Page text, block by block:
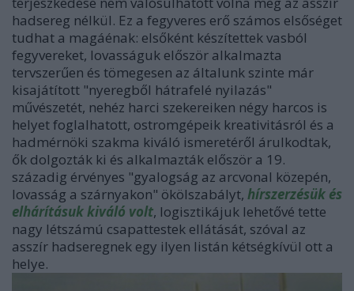
hadsereg nélkül. Ez a fegyveres erő számos elsőséget
tudhat a magáénak: elsőként készítettek vasból
fegyvereket, lovasságuk először alkalmazta
tervszerűen és tömegesen az általunk szinte már
kisajátított "nyeregből hátrafelé nyilazás"
művészetét, nehéz harci szekereiken négy harcos is
helyet foglalhatott, ostromgépeik kreativitásról és a
hadmérnöki szakma kiváló ismeretéről árulkodtak,
ők dolgozták ki és alkalmazták először a 19.
századig érvényes "gyalogság az arcvonal közepén,
lovasság a szárnyakon" ökölszabályt, hírszerzésük és
elhárításuk kiváló volt, logisztikájuk lehetővé tette
nagy létszámú csapattestek ellátását, szóval az
asszír hadseregnek egy ilyen listán kétségkívül ott a
helye.